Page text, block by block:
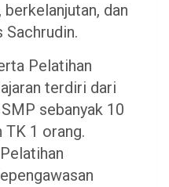
dan
Sachrudin.
Pelatihan
terdiri dari
sebanyak 10
TK 1 orang.